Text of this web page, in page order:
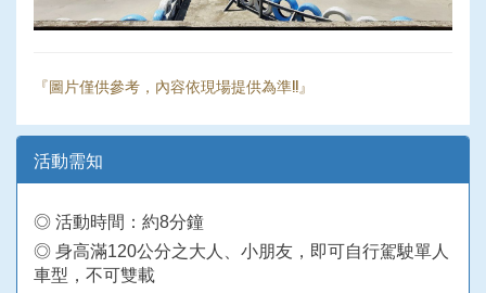
『圖片僅供參考，內容依現場提供為準!!』
活動需知
◎ 活動時間：約8分鐘
◎ 身高滿120公分之大人、小朋友，即可自行駕駛單人
車型，不可雙載